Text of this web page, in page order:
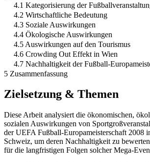
4.1 Kategorisierung der
4.2 Wirtschaftliche Bedeutung
4.3 Soziale Auswirkungen
4.4 Ökologische Auswirkungen
4.5 Auswirkungen auf den Tourismus
4.6 Crowding Out Effekt in Wien
4.7 Nachhaltigkeit der Fußball-
5 Zusammenfassung
Zielsetzung & Themen
Diese Arbeit analysiert die ökonomischen,
sozialen Auswirkungen von
der UEFA Fußball-Europameisterschaft 2008
Schweiz, um deren Nachhaltigkeit zu
für die langfristigen Folgen solcher Mega-